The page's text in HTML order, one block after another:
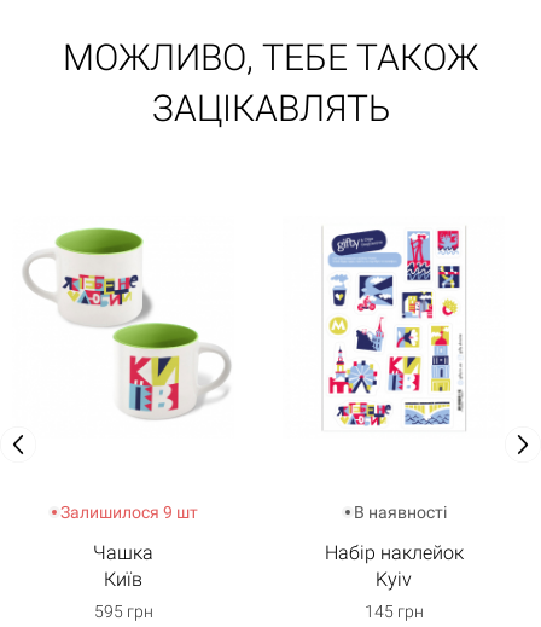
МОЖЛИВО, ТЕБЕ ТАКОЖ
ЗАЦІКАВЛЯТЬ
Залишилося 9 шт
Чашка
Київ
595 грн
В наявності
Набір наклейок
Kyiv
145 грн